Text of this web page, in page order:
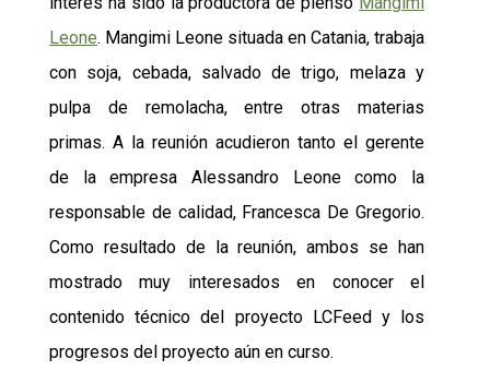
Leone. Mangimi Leone situada en Catania, trabaja
con soja, cebada, salvado de trigo, melaza y
pulpa de remolacha, entre otras materias
primas. A la reunión acudieron tanto el gerente
de la empresa Alessandro Leone como la
responsable de calidad, Francesca De Gregorio.
Como resultado de la reunión, ambos se han
mostrado muy interesados en conocer el
contenido técnico del proyecto LCFeed y los
progresos del proyecto aún en curso.